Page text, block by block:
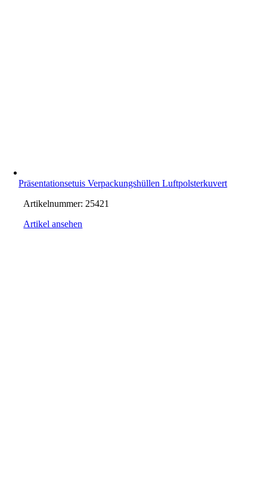
Präsentationsetuis Verpackungshüllen Luftpolsterkuvert
Artikelnummer: 25421
Artikel ansehen